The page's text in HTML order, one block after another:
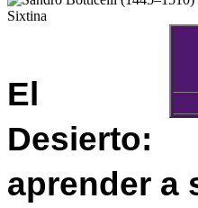
El
Desierto:
aprender a